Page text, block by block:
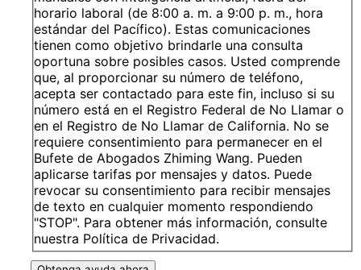
horario laboral (de 8:00 a. m. a 9:00 p. m., hora
estándar del Pacífico). Estas comunicaciones
tienen como objetivo brindarle una consulta
oportuna sobre posibles casos. Usted comprende
que, al proporcionar su número de teléfono,
acepta ser contactado para este fin, incluso si su
número está en el Registro Federal de No Llamar o
en el Registro de No Llamar de California. No se
requiere consentimiento para permanecer en el
Bufete de Abogados Zhiming Wang. Pueden
aplicarse tarifas por mensajes y datos. Puede
revocar su consentimiento para recibir mensajes
de texto en cualquier momento respondiendo
"STOP". Para obtener más información, consulte
nuestra Política de Privacidad.